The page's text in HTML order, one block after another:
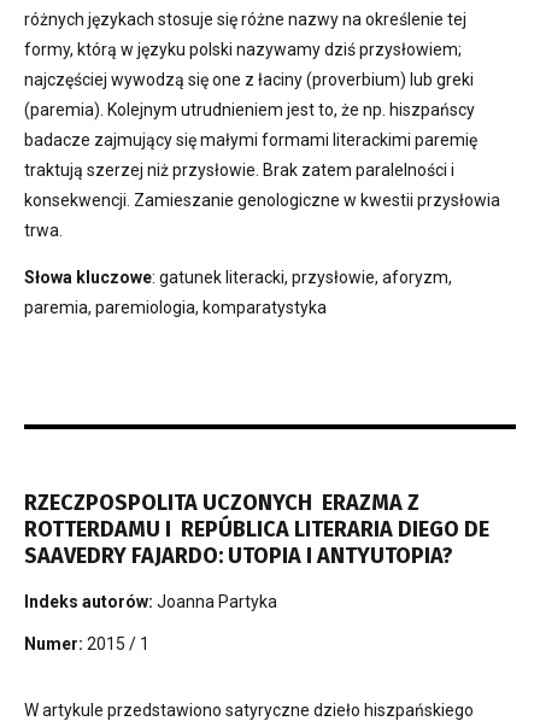
różnych językach stosuje się różne nazwy na określenie tej
formy, którą w języku polski nazywamy dziś przysłowiem;
najczęściej wywodzą się one z łaciny (proverbium) lub greki
(paremia). Kolejnym utrudnieniem jest to, że np. hiszpańscy
badacze zajmujący się małymi formami literackimi paremię
traktują szerzej niż przysłowie. Brak zatem paralelności i
konsekwencji. Zamieszanie genologiczne w kwestii przysłowia
trwa.
Słowa kluczowe: gatunek literacki, przysłowie, aforyzm,
paremia, paremiologia, komparatystyka
RZECZPOSPOLITA UCZONYCH ERAZMA Z
ROTTERDAMU I REPÚBLICA LITERARIA DIEGO DE
SAAVEDRY FAJARDO: UTOPIA I ANTYUTOPIA?
Indeks autorów: Joanna Partyka
Numer: 2015 / 1
W artykule przedstawiono satyryczne dzieło hiszpańskiego